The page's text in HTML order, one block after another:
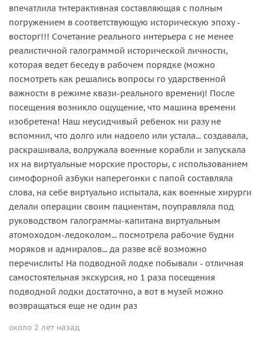
впечатлила тнтерактивная составляющая с полным
погружением в соответствующую историческую эпоху -
восторг!!! Сочетание реального интерьера с не менее
реалистичной галограммой исторической личности,
которая ведет беседу в рабочем порядке (можно
посмотреть как решались вопросы го ударственной
важности в режиме квази-реального времени)! После
посещения возникло ощущение, что машина времени
изобретена! Наш неусидчивый ребенок ни разу не
вспомнил, что долго или надоело или устала... создавала,
раскрашивала, волружала военные корабли и запускала
их на виртуальные морские просторы, с использованием
симофорной азбуки наперегонки с папой составляла
слова, на себе виртуально испытала, как военные хирурги
делали операции своим пациентам, поуправляла под
руководством галограммы-капитана виртуальным
атомоходом-ледоколом... посмотрела рабочие будни
моряков и адмиралов... да разве всё возможно
перечислить! На подводной лодке побывали - отличная
самостоятельная экскурсия, но 1 раза посещения
подводной лодки достаточно, а вот в музей можно
возвращаться еще не один раз
около 2 лет назад